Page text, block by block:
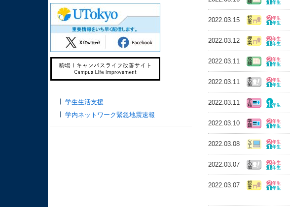
2022.03.15
2022.03.12
2022.03.11
2022.03.11
2022.03.11
2022.03.10
2022.03.08
2022.03.07
2022.03.07
学生生活支援
学内ネットワーク緊急地震速報